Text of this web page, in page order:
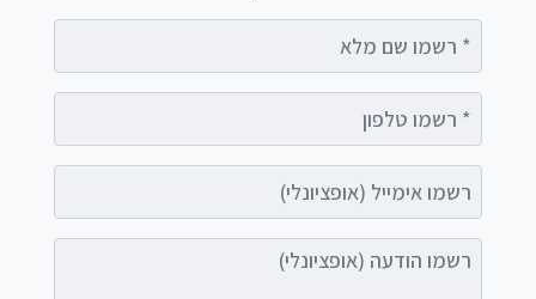
רשמו הודעה (אופציונלי)